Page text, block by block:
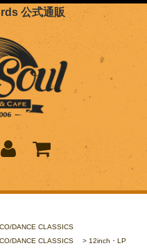
公式通販
DANCE CLASSICS
DANCE CLASSICS > 12inch・LP